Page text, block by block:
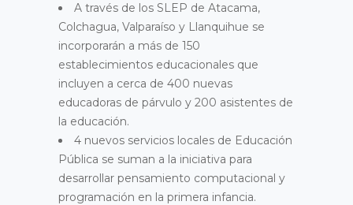
A través de los SLEP de Atacama,
Colchagua, Valparaíso y Llanquihue se
incorporarán a más de 150
establecimientos educacionales que
incluyen a cerca de 400 nuevas
educadoras de párvulo y 200 asistentes de
la educación.
4 nuevos servicios locales de Educación
Pública se suman a la iniciativa para
desarrollar pensamiento computacional y
programación en la primera infancia.